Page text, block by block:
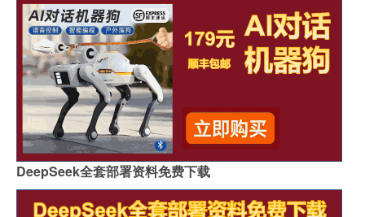
DeepSeek全套部署资料免费下载